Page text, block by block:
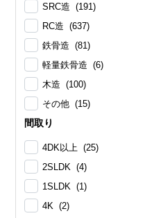
SRC造 (191)
RC造 (637)
鉄骨造 (81)
軽量鉄骨造 (6)
木造 (100)
その他 (15)
間取り
4DK以上 (25)
2SLDK (4)
1SLDK (1)
4K (2)